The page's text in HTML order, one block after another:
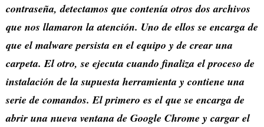
contraseña, detectamos que contenía otros dos archivos
que nos llamaron la atención. Uno de ellos se encarga de
que el malware persista en el equipo y de crear una
carpeta. El otro, se ejecuta cuando finaliza el proceso de
instalación de la supuesta herramienta y contiene una
serie de comandos. El primero es el que se encarga de
abrir una nueva ventana de Google Chrome y cargar el